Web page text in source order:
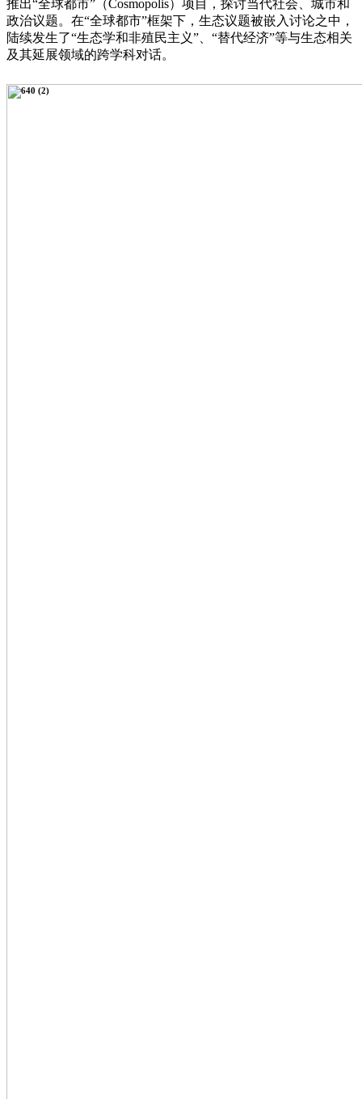
推出“全球都市”（Cosmopolis）项目，探讨当代社会、城市和
政治议题。在“全球都市”框架下，生态议题被嵌入讨论之中，
陆续发生了“生态学和非殖民主义”、“替代经济”等与生态相关
及其延展领域的跨学科对话。